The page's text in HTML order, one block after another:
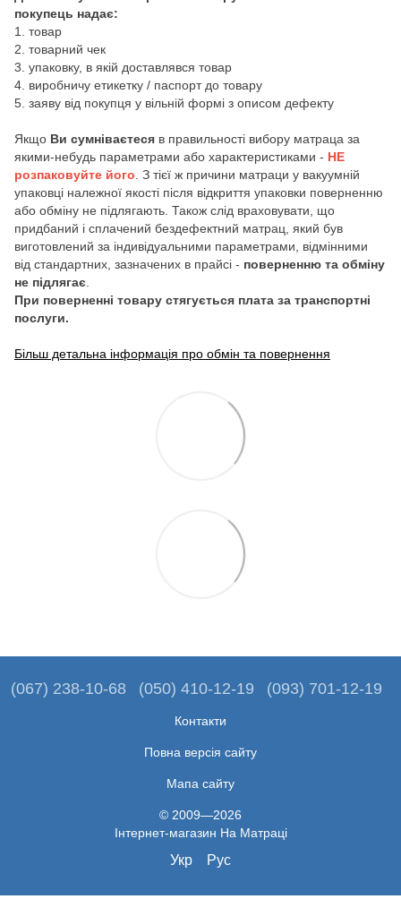
покупець надає:
1. товар
2. товарний чек
3. упаковку, в якій доставлявся товар
4. виробничу етикетку / паспорт до товару
5. заяву від покупця у вільній формі з описом дефекту
Якщо Ви сумніваєтеся в правильності вибору матраца за
якими-небудь параметрами або характеристиками - НЕ
розпаковуйте його . З тієї ж причини матраци у вакуумній
упаковці належної якості після відкриття упаковки поверненню
або обміну не підлягають. Також слід враховувати, що
придбаний і сплачений бездефектний матрац, який був
виготовлений за індивідуальними параметрами, відмінними
від стандартних, зазначених в прайсі - поверненню та обміну
не підлягає
При поверненні товару стягується плата за транспортні
послуги.
Більш детальна інформація про обмін та повернення
(067) 238-10-68 (050) 410-12-19 (093) 701-12-19
Контакти
Повна версія сайту
Мапа сайту
© 2009—2026
Iнтернет-магазин На Матраці
Укр Рус